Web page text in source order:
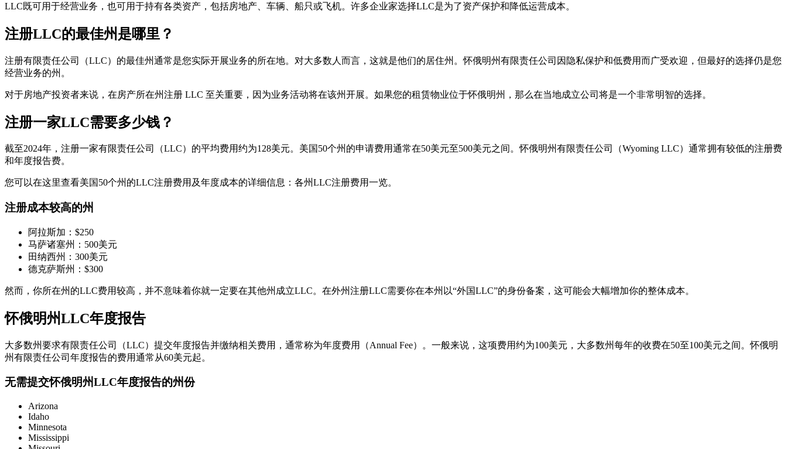
LLC既可用于经营业务，也可用于持有各类资产，包括房地产、车辆、船只或飞机。许多企业家选择LLC是为了资产保护和降低运营成本。
注册LLC的最佳州是哪里？
注册有限责任公司（LLC）的最佳州通常是您实际开展业务的所在地。对大多数人而言，这就是他们的居住州。怀俄明州有限责任公司因隐私保护和低费用而广受欢迎，但最好的选择仍是您
经营业务的州。
对于房地产投资者来说，在房产所在州注册 LLC 至关重要，因为业务活动将在该州开展。如果您的租赁物业位于怀俄明州，那么在当地成立公司将是一个非常明智的选择。
注册一家LLC需要多少钱？
截至2024年，注册一家有限责任公司（LLC）的平均费用约为128美元。美国50个州的申请费用通常在50美元至500美元之间。怀俄明州有限责任公司（Wyoming LLC）通常拥有较低的注册费
和年度报告费。
您可以在这里查看美国50个州的LLC注册费用及年度成本的详细信息：各州LLC注册费用一览。
注册成本较高的州
阿拉斯加：$250
马萨诸塞州：500美元
田纳西州：300美元
德克萨斯州：$300
然而，你所在州的LLC费用较高，并不意味着你就一定要在其他州成立LLC。在外州注册LLC需要你在本州以“外国LLC”的身份备案，这可能会大幅增加你的整体成本。
怀俄明州LLC年度报告
大多数州要求有限责任公司（LLC）提交年度报告并缴纳相关费用，通常称为年度费用（Annual Fee）。一般来说，这项费用约为100美元，大多数州每年的收费在50至100美元之间。怀俄明
州有限责任公司年度报告的费用通常从60美元起。
无需提交怀俄明州LLC年度报告的州份
Arizona
Idaho
Minnesota
Mississippi